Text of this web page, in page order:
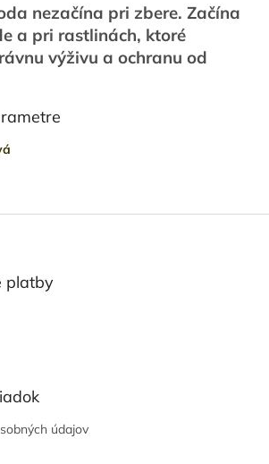
nezačína pri zbere. Začína
a pri rastlinách, ktoré
výživu a ochranu od
platby
údajov